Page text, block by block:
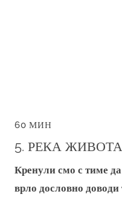
60 МИН
5. РЕКА ЖИВОТА
Кренули смо с тиме
врло дословно